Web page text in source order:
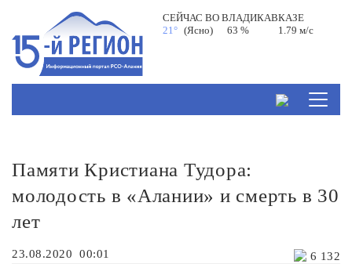
СЕЙЧАС ВОВЛАДИКАВКАЗЕ
21° (Ясно) 63 % 1.79 м/с
Памяти Кристиана Тудора:
молодость в «Алании» и смерть в 30
лет
23.08.2020 00:01 6 132